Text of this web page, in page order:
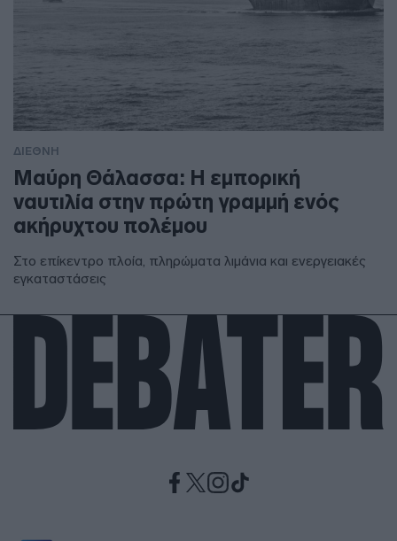
ΔΙΕΘΝΗ
Μαύρη Θάλασσα: Η εμπορική
ναυτιλία στην πρώτη γραμμή ενός
ακήρυχτου πολέμου
Στο επίκεντρο πλοία, πληρώματα λιμάνια και ενεργειακές
εγκαταστάσεις